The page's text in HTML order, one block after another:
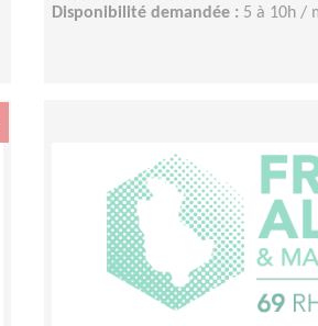
Disponibilité demandée : 5 à 10h /